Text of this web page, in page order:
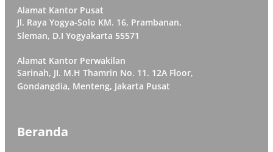
Alamat Kantor Pusat
Jl. Raya Yogya-Solo KM. 16, Prambanan,
Sleman, D.I Yogyakarta 55571
Alamat Kantor Perwakilan
Sarinah, JI. M.H Thamrin No. 11. 12A Floor,
Gondangdia, Menteng, Jakarta Pusat
Beranda